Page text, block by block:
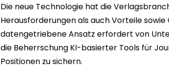
Die neue Technologie hat die
Herausforderungen als auch Vorteile
datengetriebene Ansatz erfordert von
die Beherrschung KI-basierter Tools für
Positionen zu sichern.